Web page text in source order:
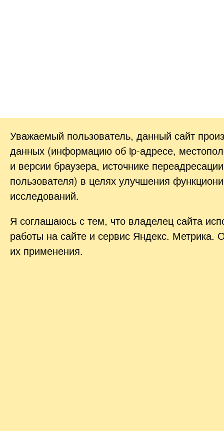
Уважаемый пользователь, данный сайт
данных (информацию об ip-адресе,
и версии браузера, источнике
пользователя) в целях улучшения
исследований.
Я соглашаюсь с тем, что владелец сайта
работы на сайте и сервис Яндекс. Метрика.
их применения.